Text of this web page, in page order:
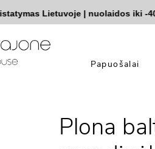
Lietuvoje|nuolaidos iki -40%
Papuošalai
Plona